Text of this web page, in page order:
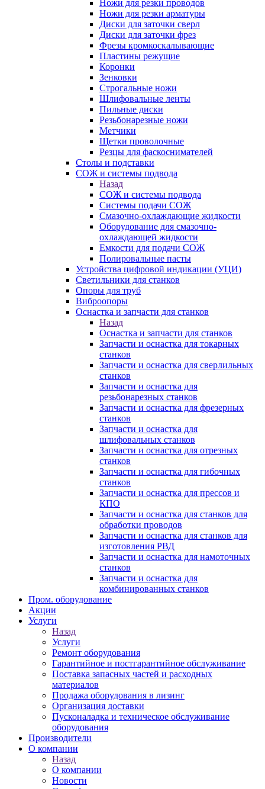
Ножи для резки проводов
Ножи для резки арматуры
Диски для заточки сверл
Диски для заточки фрез
Фрезы кромкоскалывающие
Пластины режущие
Коронки
Зенковки
Строгальные ножи
Шлифовальные ленты
Пильные диски
Резьбонарезные ножи
Метчики
Щетки проволочные
Резцы для фаскоснимателей
Столы и подставки
СОЖ и системы подвода
Назад
СОЖ и системы подвода
Системы подачи СОЖ
Смазочно-охлаждающие жидкости
Оборудование для смазочно-
охлаждающей жидкости
Емкости для подачи СОЖ
Полировальные пасты
Устройства цифровой индикации (УЦИ)
Светильники для станков
Опоры для труб
Виброопоры
Оснастка и запчасти для станков
Назад
Оснастка и запчасти для станков
Запчасти и оснастка для токарных
станков
Запчасти и оснастка для сверлильных
станков
Запчасти и оснастка для
резьбонарезных станков
Запчасти и оснастка для фрезерных
станков
Запчасти и оснастка для
шлифовальных станков
Запчасти и оснастка для отрезных
станков
Запчасти и оснастка для гибочных
станков
Запчасти и оснастка для прессов и
КПО
Запчасти и оснастка для станков для
обработки проводов
Запчасти и оснастка для станков для
изготовления РВД
Запчасти и оснастка для намоточных
станков
Запчасти и оснастка для
комбинированных станков
Пром. оборудование
Акции
Услуги
Назад
Услуги
Ремонт оборудования
Гарантийное и постгарантийное обслуживание
Поставка запасных частей и расходных
материалов
Продажа оборудования в лизинг
Организация доставки
Пусконаладка и техническое обслуживание
оборудования
Производители
О компании
Назад
О компании
Новости